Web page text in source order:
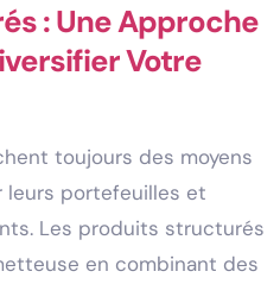
: Une Approche
Votre
toujours des moyens
leurs portefeuilles et
Les produits structurés
en combinant des